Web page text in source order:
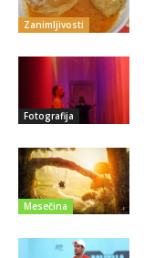
Zanimljivosti
Fotografija
Mesečina